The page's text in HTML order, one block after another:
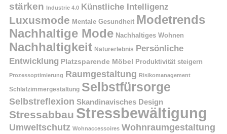
stärken Industrie 4.0 Künstliche Intelligenz
Luxusmode Mentale Gesundheit Modetrends
Nachhaltige Mode Nachhaltiges Wohnen
Nachhaltigkeit Naturerlebnis Persönliche
Entwicklung Platzsparende Möbel Produktivität steigern
Prozessoptimierung Raumgestaltung Risikomanagement
Schlafzimmergestaltung Selbstfürsorge
Selbstreflexion Skandinavisches Design
Stressabbau Stressbewältigung
Umweltschutz Wohnaccessoires Wohnraumgestaltung